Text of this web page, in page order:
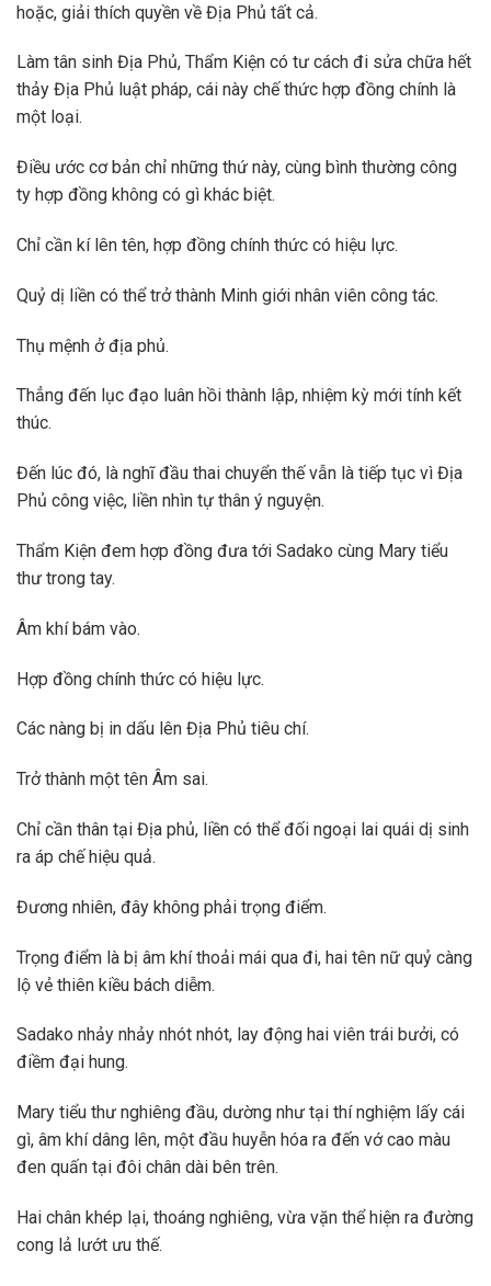
hoặc, giải thích quyền về Địa Phủ tất cả.
Làm tân sinh Địa Phủ, Thẩm Kiện có tư cách đi sửa chữa hết
thảy Địa Phủ luật pháp, cái này chế thức hợp đồng chính là
một loại.
Điều ước cơ bản chỉ những thứ này, cùng bình thường công
ty hợp đồng không có gì khác biệt.
Chỉ cần kí lên tên, hợp đồng chính thức có hiệu lực.
Quỷ dị liền có thể trở thành Minh giới nhân viên công tác.
Thụ mệnh ở địa phủ.
Thẳng đến lục đạo luân hồi thành lập, nhiệm kỳ mới tính kết
thúc.
Đến lúc đó, là nghĩ đầu thai chuyển thế vẫn là tiếp tục vì Địa
Phủ công việc, liền nhìn tự thân ý nguyện.
Thẩm Kiện đem hợp đồng đưa tới Sadako cùng Mary tiểu
thư trong tay.
Âm khí bám vào.
Hợp đồng chính thức có hiệu lực.
Các nàng bị in dấu lên Địa Phủ tiêu chí.
Trở thành một tên Âm sai.
Chỉ cần thân tại Địa phủ, liền có thể đối ngoại lai quái dị sinh
ra áp chế hiệu quả.
Đương nhiên, đây không phải trọng điểm.
Trọng điểm là bị âm khí thoải mái qua đi, hai tên nữ quỷ càng
lộ vẻ thiên kiều bách diễm.
Sadako nhảy nhảy nhót nhót, lay động hai viên trái bưởi, có
điềm đại hung.
Mary tiểu thư nghiêng đầu, dường như tại thí nghiệm lấy cái
gì, âm khí dâng lên, một đầu huyễn hóa ra đến vớ cao màu
đen quấn tại đôi chân dài bên trên.
Hai chân khép lại, thoáng nghiêng, vừa vặn thể hiện ra đường
cong lả lướt ưu thế.